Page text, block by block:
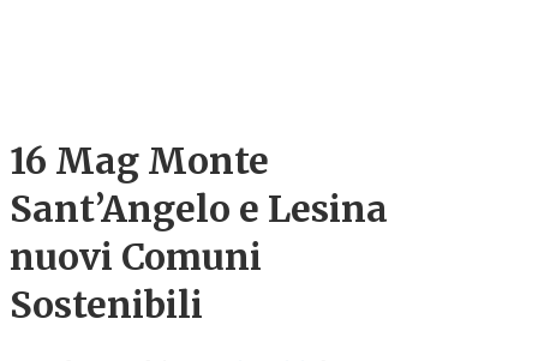
16 Mag Monte
Sant’Angelo e Lesina
nuovi Comuni
Sostenibili